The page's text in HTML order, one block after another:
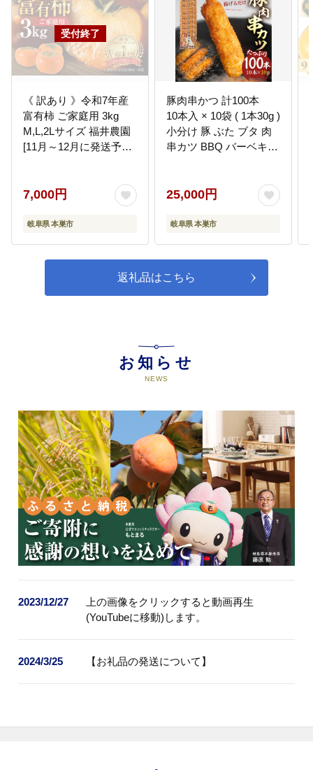
ちづくり【教育、文化、スポー
ツ】
未来を担う子どもたちの教育環境
づくりや世代を超えた教育・文化
活動による地域での人材育成を通
して、社会の豊かさを育んでいき
06
市民と行政がともにつくる自律し
たまちづくり【市民協働】
07
本巣市イベント応援【根尾川花火
の夏の風物詩として親しまれてい
る根尾川花火大会の開催に活用さ
本巣市をまるごと応援【指定な
し】
本市にお任せいただき、地域活性
だきます。
《 訳あり 》令和7年産
富有柿 ご家庭用 3kg
M,L,2Lサイズ 福井農園
[11月～12月に発送予定]
かき 規格外 わけあり 不
揃い ふぞろい ご自宅用
果物 くだもの フルーツ
7,000円
岐阜県 本巣市
豚肉串かつ 計100本
10本入 × 10袋 ( 1本30g )
小分け 豚 ぶた ブタ 肉
串カツ BBQ バーベキュ
ル のお供 冷凍 お取り寄
せ 手作り 串揚げ 大容量
本巣市 三幸 [mt1501]
25,000円
岐阜県 本巣市
返礼品はこちら
お知らせ
NEWS
2023/12/27
上の画像をクリックすると動画再生
(YouTubeに移動)します。
2024/3/25 【お礼品の発送について】